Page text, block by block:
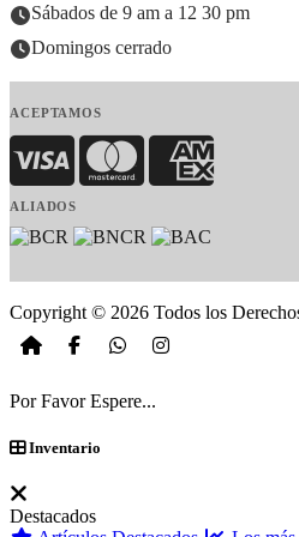
Sábados de 9 am a 12 30 pm
Domingos cerrado
ACEPTAMOS
Visa MasterCardAmerican
ALIADOS
Copyright © 2026 Todos los
Por Favor Espere...
Inventario
Destacados